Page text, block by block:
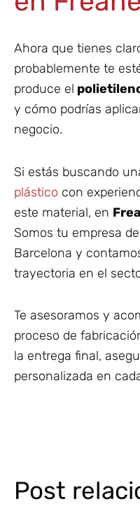
Ahora que tienes
probablemente te
produce el
y cómo podrías
negocio.
Si estás buscando
plástico con
este material, en
Somos tu empresa
Barcelona y
trayectoria en el
Te asesoramos y
proceso de
la entrega final,
personalizada en
Post